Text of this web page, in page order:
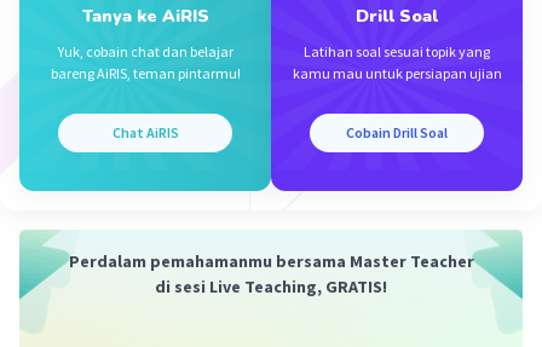
Iklan
Tanya ke AiRIS
Yuk, cobain chat dan belajar
bareng AiRIS, teman pintarmu!
Chat AiRIS
Drill Soal
Latihan soal sesuai topik yang
kamu mau untuk persiapan ujian
Cobain Drill Soal
Perdalam pemahamanmu bersama Master Teacher
di sesi Live Teaching, GRATIS!